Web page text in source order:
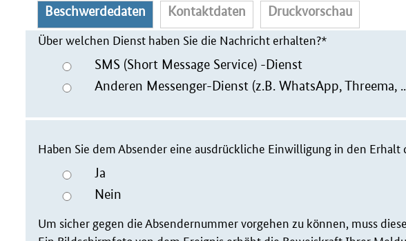
Beschwerdedaten Kontaktdaten Druckvorschau
Über welchen Dienst haben Sie die Nachricht erhalten?*
SMS (Short Message Service) -Dienst
Anderen Messenger-Dienst (z.B. WhatsApp, Threema,
Haben Sie dem Absender eine ausdrückliche Einwilligung in den
Ja
Nein
Um sicher gegen die Absendernummer vorgehen zu können, muss